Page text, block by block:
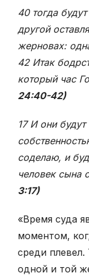
40 тогда
другой
жерновах:
42 Итак
который час
24:40-42)
17 И они
соделаю, и
человек сына
3:17)
«Время суда
моментом,
среди
одной и той